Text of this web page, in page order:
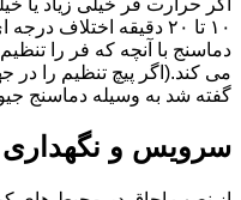
گفته شد به وسیله دماسنج
سرویس و نگهداری